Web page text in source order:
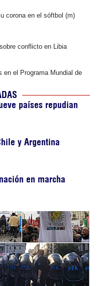
corona en el sóftbol (m)
conflicto en Libia
en el Programa Mundial de
países repudian
y Argentina
en marcha